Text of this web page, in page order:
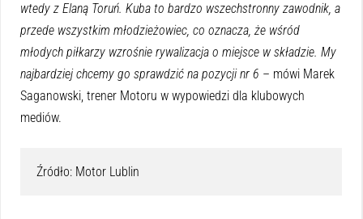
wtedy z Elaną Toruń. Kuba to bardzo wszechstronny zawodnik, a
przede wszystkim młodzieżowiec, co oznacza, że wśród
młodych piłkarzy wzrośnie rywalizacja o miejsce w składzie. My
najbardziej chcemy go sprawdzić na pozycji nr 6 – mówi Marek
Saganowski, trener Motoru w wypowiedzi dla klubowych
mediów.
Źródło: Motor Lublin